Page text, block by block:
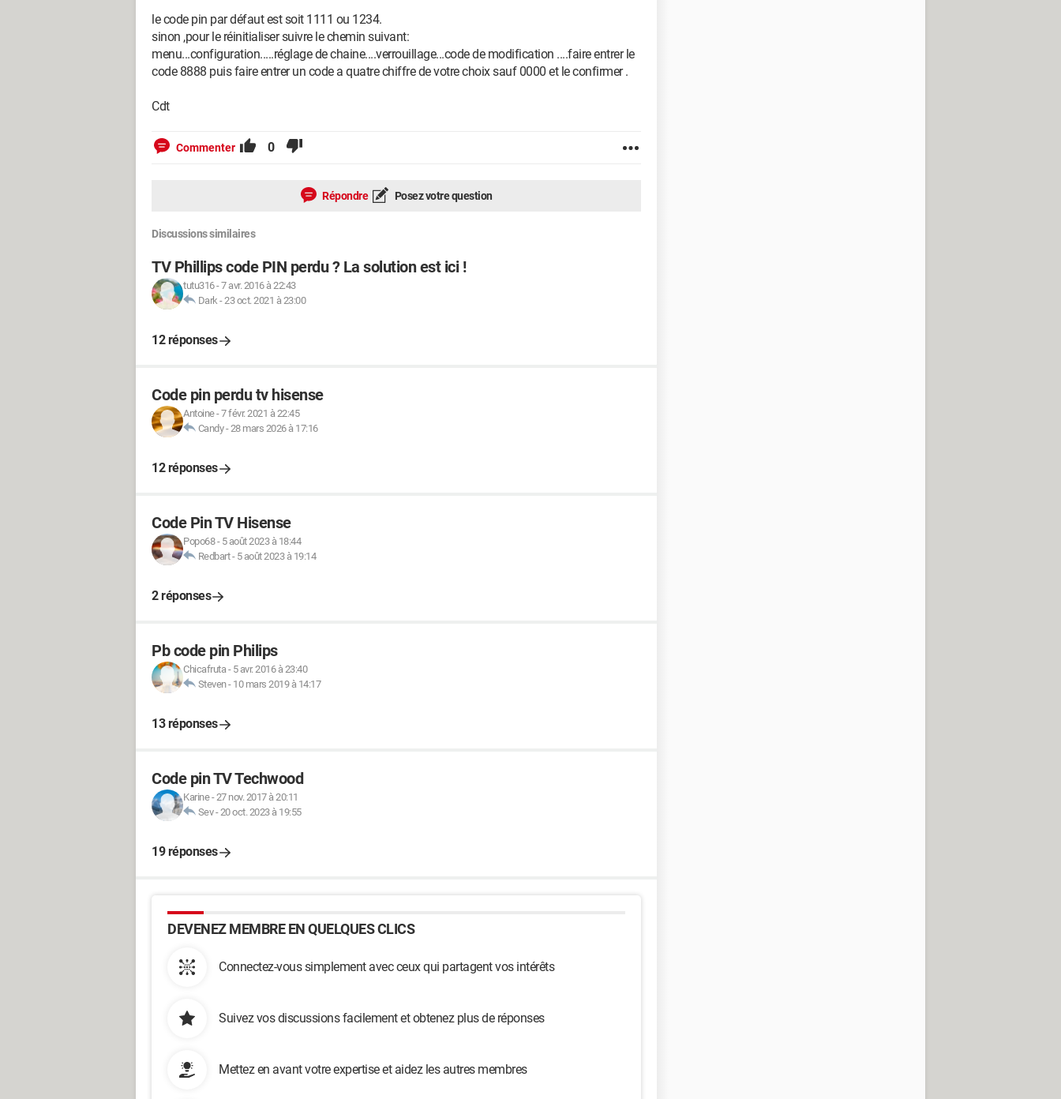
le code pin par défaut est soit 1111 ou 1234.
sinon ,pour le réinitialiser suivre le chemin suivant:
menu...configuration.....réglage de chaine....verrouillage...code de modification ....faire entrer le
code 8888 puis faire entrer un code a quatre chiffre de votre choix sauf 0000 et le confirmer .
Cdt
Commenter 0
Répondre Posez votre question
Discussions similaires
TV Phillips code PIN perdu ? La solution est ici !
tutu316-7 avr. 2016 à 22:43
Dark-23 oct. 2021 à 23:00
12 réponses
Code pin perdu tv hisense
Antoine-7 févr. 2021 à 22:45
Candy-28 mars 2026 à 17:16
12 réponses
Code Pin TV Hisense
Popo68- 5 août 2023 à 18:44
Redbart- 5 août 2023 à 19:14
2 réponses
Pb code pin Philips
Chicafruta- 5 avr. 2016 à 23:40
Steven- 10 mars 2019 à 14:17
13 réponses
Code pin TV Techwood
Karine-27 nov. 2017 à 20:11
Sev-20 oct. 2023 à 19:55
19 réponses
DEVENEZ MEMBRE EN QUELQUES CLICS
Connectez-vous simplement avec ceux qui partagent vos intérêts
Suivez vos discussions facilement et obtenez plus de réponses
Mettez en avant votre expertise et aidez les autres membres